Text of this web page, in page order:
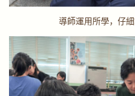
導師運用所學，仔